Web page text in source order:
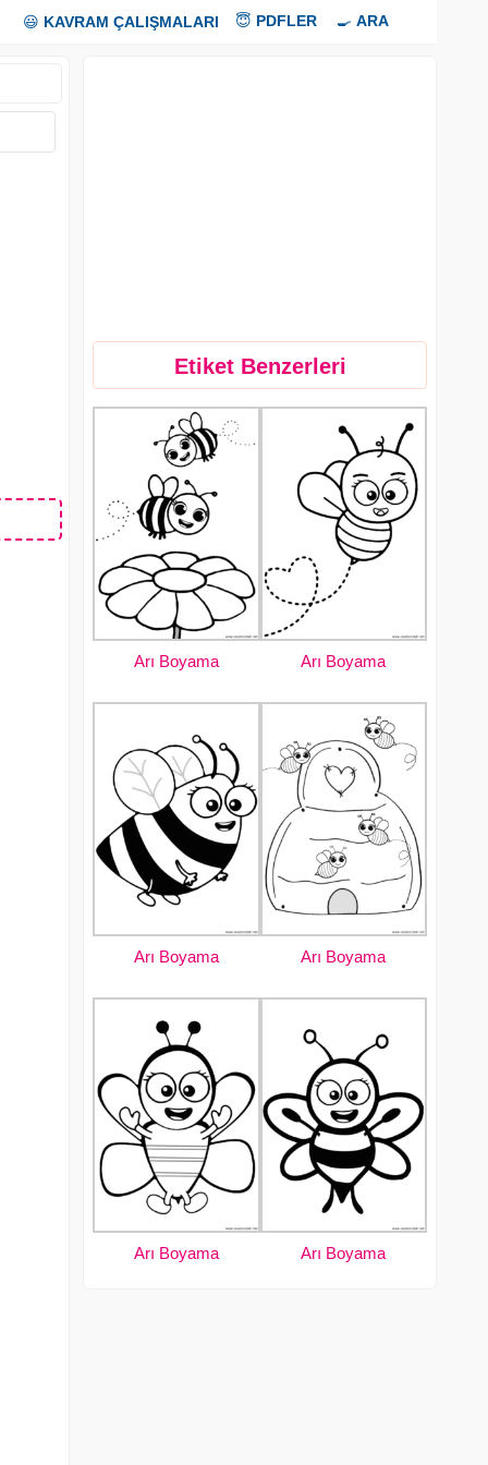
😃 KAVRAM ÇALIŞMALARI 😇 PDFLER 🍳 ARA
Etiket Benzerleri
Arı Boyama Arı Boyama
Arı Boyama Arı Boyama
Arı Boyama Arı Boyama